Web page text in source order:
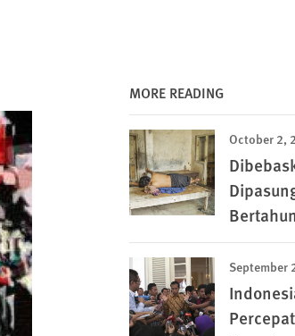
MORE READING
October 2,
September